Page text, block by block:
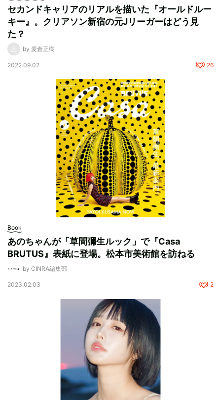
セカンドキャリアのリアルを描いた『オールドルー
キー』。クリアソン新宿の元Jリーガーはどう見
た？
by 麦倉正樹
2022.09.02 26
Book
あのちゃんが「草間彌生ルック」で『Casa
BRUTUS』表紙に登場。松本市美術館を訪ねる
by CINRA編集部
2023.02.03 2